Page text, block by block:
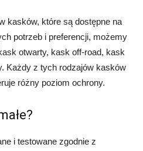
kasków, które są dostępne na
potrzeb i preferencji, możemy
otwarty, kask off-road, kask
Każdy z tych rodzajów kasków
różny poziom ochrony.
i testowane zgodnie z